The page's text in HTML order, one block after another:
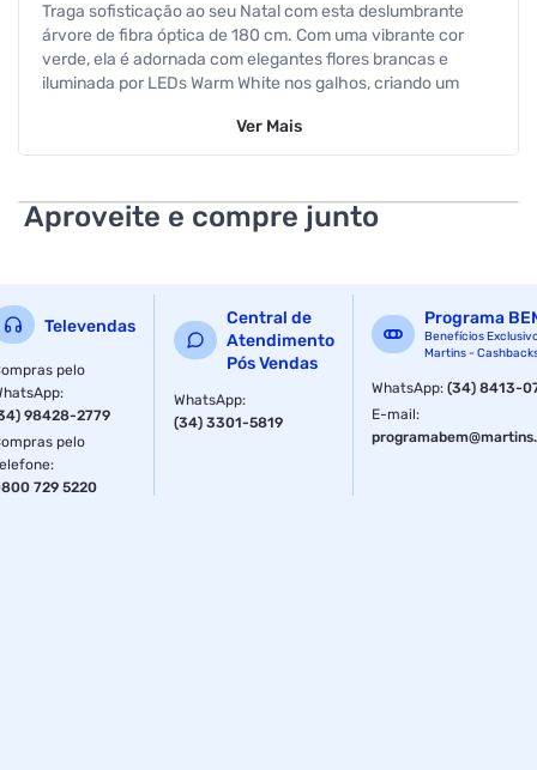
Traga sofisticação ao seu Natal com esta deslumbrante
árvore de fibra óptica de 180 cm. Com uma vibrante cor
verde, ela é adornada com elegantes flores brancas e
iluminada por LEDs Warm White nos galhos, criando um
brilhante finaliza a decoração, tornando sua celebração
Ver Mais
Aproveite e compre junto
Televendas
pelo
:
98428-2779
pelo
:
729 5220
Central de
Atendimento
Pós Vendas
WhatsApp:
(34) 3301-5819
Programa
Benefícios
Martins -
WhatsApp:(34) 8413-
E-mail: